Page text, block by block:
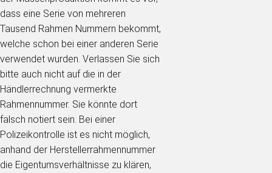
dass eine Serie von mehreren
Tausend Rahmen Nummern bekommt,
welche schon bei einer anderen Serie
verwendet wurden. Verlassen Sie sich
bitte auch nicht auf die in der
Händlerrechnung vermerkte
Rahmennummer. Sie könnte dort
falsch notiert sein. Bei einer
Polizeikontrolle ist es nicht möglich,
anhand der Herstellerrahmennummer
die Eigentumsverhältnisse zu klären,